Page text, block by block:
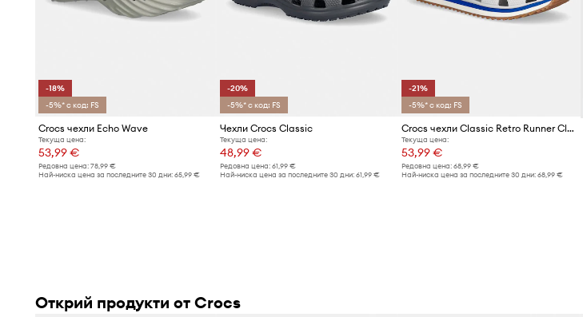
-18%
-5%* с код: FS
Crocs чехли Echo Wave
Текуща цена:
53,99 €
Редовна цена: 78,99 €
Най-ниска цена за последните 30 дни: 65,99 €
-20%
-5%* с код: FS
Чехли Crocs Classic
Текуща цена:
48,99 €
Редовна цена:61,99 €
Най-ниска цена за последните 30 дни:61,99 €
-21%
-5%* с код: FS
Crocs чехли Classic Retro Runner Clog
Текуща цена:
53,99 €
Редовна цена: 68,99 €
Най-ниска цена за последните 30 дни: 68,99 €
Открий продукти от Crocs